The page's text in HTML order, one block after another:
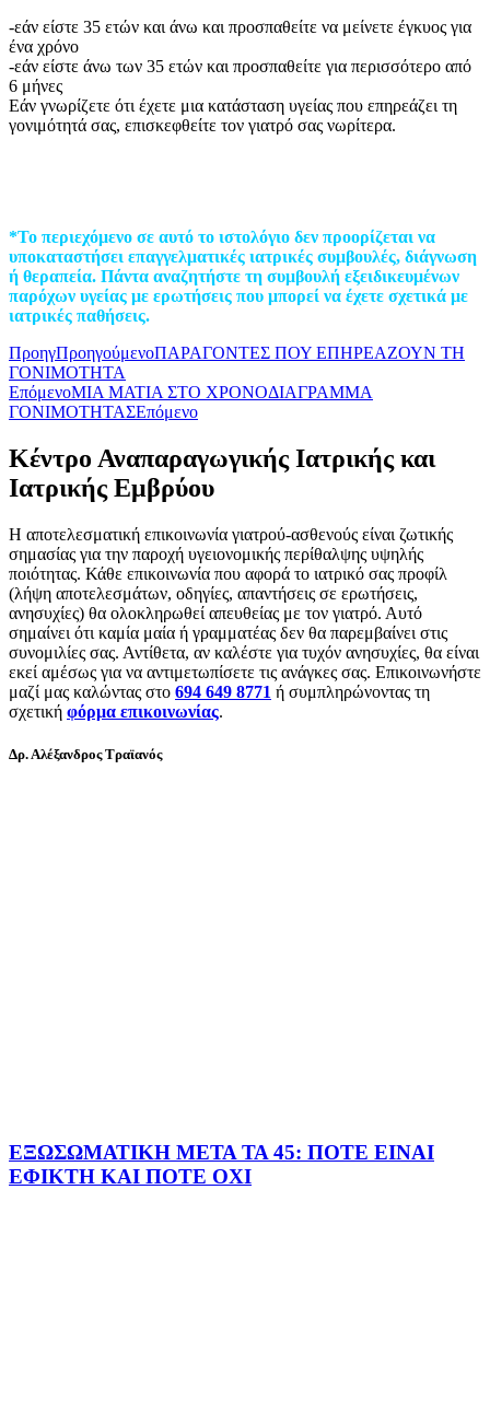
-εάν είστε 35 ετών και άνω και προσπαθείτε να μείνετε έγκυος για
ένα χρόνο
-εάν είστε άνω των 35 ετών και προσπαθείτε για περισσότερο από
6 μήνες
Εάν γνωρίζετε ότι έχετε μια κατάσταση υγείας που επηρεάζει τη
γονιμότητά σας, επισκεφθείτε τον γιατρό σας νωρίτερα.
*Το περιεχόμενο σε αυτό το ιστολόγιο δεν προορίζεται να
υποκαταστήσει επαγγελματικές ιατρικές συμβουλές, διάγνωση
ή θεραπεία. Πάντα αναζητήστε τη συμβουλή εξειδικευμένων
παρόχων υγείας με ερωτήσεις που μπορεί να έχετε σχετικά με
ιατρικές παθήσεις.
ΠροηγΠροηγούμενοΠΑΡΑΓΟΝΤΕΣ ΠΟΥ ΕΠΗΡΕΑΖΟΥΝ ΤΗ
ΓΟΝΙΜΟΤΗΤΑ
ΕπόμενοΜΙΑ ΜΑΤΙΑ ΣΤΟ ΧΡΟΝΟΔΙΑΓΡΑΜΜΑ
ΓΟΝΙΜΟΤΗΤΑΣΕπόμενο
Κέντρο Αναπαραγωγικής Ιατρικής και
Ιατρικής Εμβρύου
Η αποτελεσματική επικοινωνία γιατρού-ασθενούς είναι ζωτικής
σημασίας για την παροχή υγειονομικής περίθαλψης υψηλής
ποιότητας. Κάθε επικοινωνία που αφορά το ιατρικό σας προφίλ
(λήψη αποτελεσμάτων, οδηγίες, απαντήσεις σε ερωτήσεις,
ανησυχίες) θα ολοκληρωθεί απευθείας με τον γιατρό. Αυτό
σημαίνει ότι καμία μαία ή γραμματέας δεν θα παρεμβαίνει στις
συνομιλίες σας. Αντίθετα, αν καλέστε για τυχόν ανησυχίες, θα είναι
εκεί αμέσως για να αντιμετωπίσετε τις ανάγκες σας. Επικοινωνήστε
μαζί μας καλώντας στο 694 649 8771 ή συμπληρώνοντας τη
σχετική φόρμα επικοινωνίας.
Δρ. Αλέξανδρος Τραϊανός
ΕΞΩΣΩΜΑΤΙΚΗ ΜΕΤΑ ΤΑ 45: ΠΟΤΕ ΕΙΝΑΙ
ΕΦΙΚΤΗ ΚΑΙ ΠΟΤΕ ΟΧΙ